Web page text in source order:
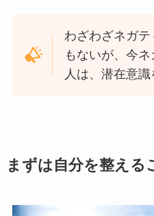
わざわざネガ
もないが、今
人は、潜在意識
まずは自分を整える